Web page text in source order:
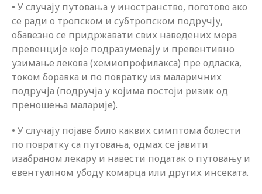
• У случају путовања у иностранство, поготово ако
се ради о тропском и субтропском подручју,
обавезно се придржавати свих наведених мера
превенције које подразумевају и превентивно
узимање лекова (хемиопрофилакса) пре одласка,
током боравка и по повратку из маларичних
подручја (подручја у којима постоји ризик од
преношења маларије).
• У случају појаве било каквих симптома болести
по повратку са путовања, одмах се јавити
изабраном лекару и навести податак о путовању и
евентуалном убоду комарца или других инсеката.